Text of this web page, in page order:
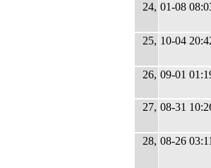
24, 01-08
25, 10-04
26, 09-01
27, 08-31
28, 08-26 03:11